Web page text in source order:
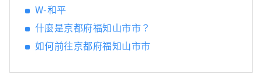
W-和平
什麼是京都府福知山市市？
如何前往京都府福知山市市